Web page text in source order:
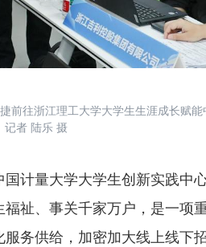
往浙江理工大学大学生生涯成长赋
记者 陆乐 摄
量大学大学生创新实践中
祉、事关千家万户，是一项
务供给，加密加大线上线下